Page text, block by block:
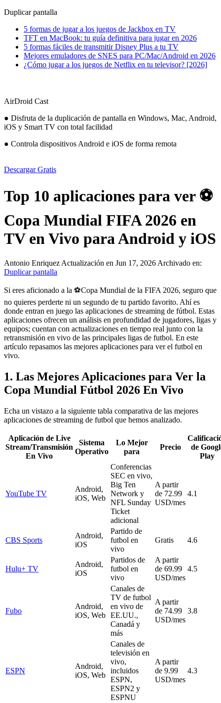
Duplicar pantalla
5 formas de jugar a los juegos de Jackbox en TV
TFT en MacBook: tu guía definitiva para jugar en 2026
5 formas fáciles de transmitir Disney Plus a tu TV
Mejores emuladores de SNES para PC/Mac/Android en 2026
¿Cómo jugar a los juegos de Netflix en tu televisor? [2026]
AirDroid Cast
● Disfruta de la duplicación de pantalla en Windows, Mac, Android,
iOS y Smart TV con total facilidad
● Controla dispositivos Android e iOS de forma remota
Descargar Gratis
Top 10 aplicaciones para ver ⚽
Copa Mundial FIFA 2026 en
TV en Vivo para Android y iOS
Antonio Enriquez Actualización en Jun 17, 2026 Archivado en:
Duplicar pantalla
Si eres aficionado a la ⚽Copa Mundial de la FIFA 2026, seguro que
no quieres perderte ni un segundo de tu partido favorito. Ahí es
donde entran en juego las aplicaciones de streaming de fútbol. Estas
aplicaciones ofrecen un análisis en profundidad de jugadores, ligas y
equipos; cuentan con actualizaciones en tiempo real junto con la
retransmisión en vivo de las principales ligas de futbol. En este
artículo repasamos las mejores aplicaciones para ver el futbol en
vivo.
1. Las Mejores Aplicaciones para Ver la
Copa Mundial Fútbol 2026 En Vivo
Echa un vistazo a la siguiente tabla comparativa de las mejores
aplicaciones de streaming de futbol que hemos analizado.
Aplicación de Live
Stream/Transmisión
En Vivo
Sistema
Operativo
Lo Mejor
para
Precio
de
Play
YouTube TV
Android,
iOS, Web
Conferencias
SEC en vivo,
Big Ten
Network y
NFL Sunday
Ticket
adicional
A partir
de 72.99
USD/mes
4.1
CBS Sports
Android,
iOS
Partido de
futbol en
vivo
Gratis 4.6
Hulu+ TV
Android,
iOS
Partidos de
futbol en
vivo
A partir
de 69.99
USD/mes
4.5
Fubo
Android,
iOS, Web
Canales de
TV de futbol
en vivo de
EE.UU.,
Canadá y
más
A partir
de 74.99
USD/mes
3.8
ESPN
Android,
iOS, Web
Canales de
televisión en
vivo,
incluidos
ESPN,
ESPN2 y
ESPNU
A partir
de 9.99
USD/mes
4.3